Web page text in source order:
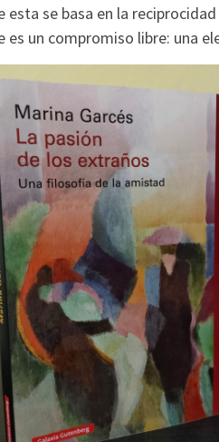
se basa en la
un compromiso libre: una